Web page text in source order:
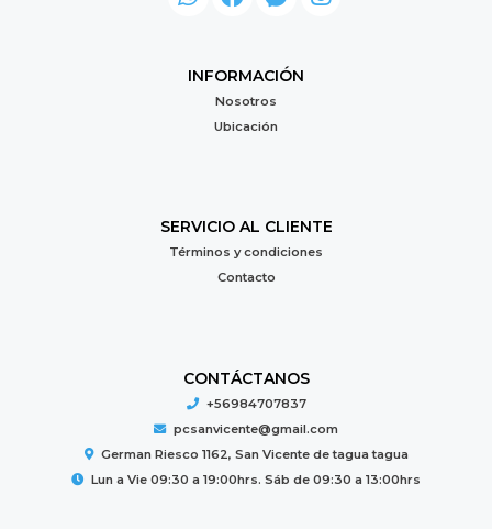
INFORMACIÓN
Nosotros
Ubicación
SERVICIO AL CLIENTE
Términos y condiciones
Contacto
CONTÁCTANOS
+56984707837
pcsanvicente@gmail.com
German Riesco 1162, San Vicente de tagua tagua
Lun a Vie 09:30 a 19:00hrs. Sáb de 09:30 a 13:00hrs